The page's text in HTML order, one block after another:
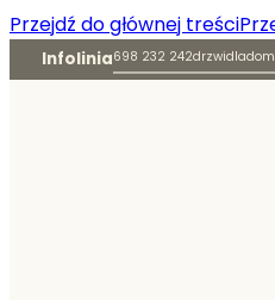
Przejdź do głównej treści
Infolinia698 232 242